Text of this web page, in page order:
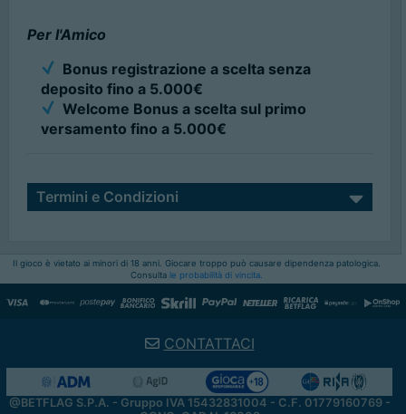
Per l'Amico
Bonus registrazione a scelta senza
deposito fino a 5.000€
Welcome Bonus a scelta sul primo
versamento fino a 5.000€
Termini e Condizioni
Il gioco è vietato ai minori di 18 anni. Giocare troppo può causare dipendenza patologica.
Consulta le probabilità di vincita.
CONTATTACI
@BETFLAG S.P.A. - Gruppo IVA 15432831004 - C.F. 01779160769 -